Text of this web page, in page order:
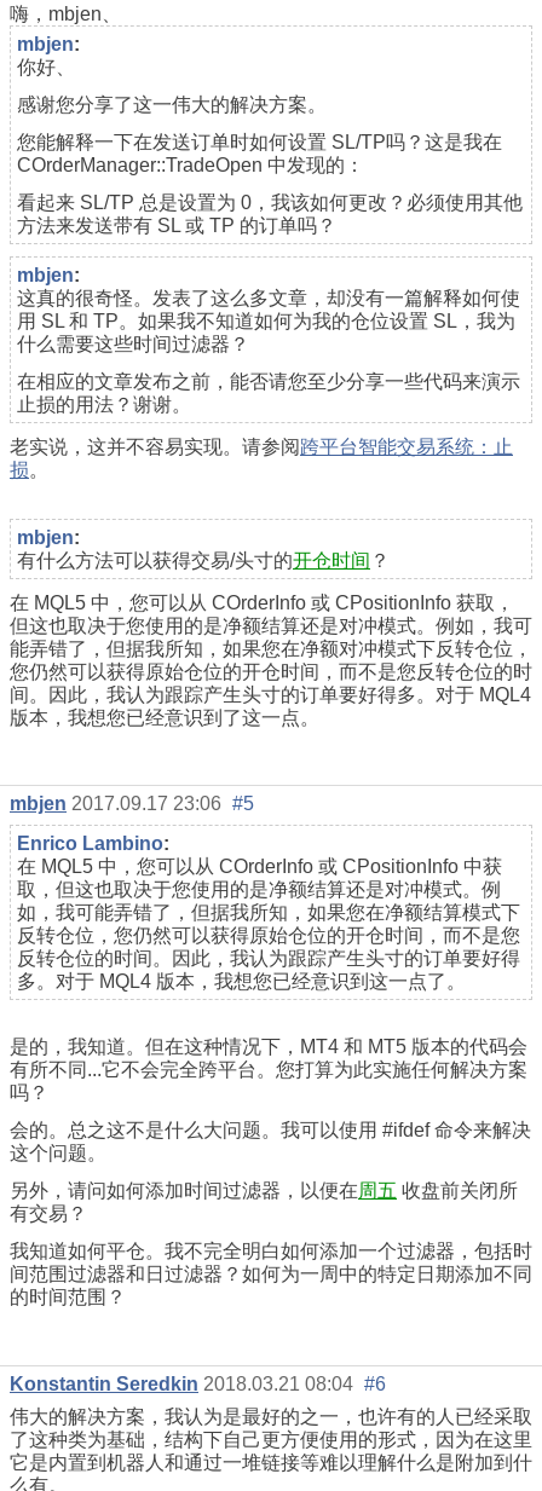
嗨，mbjen、
mbjen:
你好、
感谢您分享了这一伟大的解决方案。
您能解释一下在发送订单时如何设置 SL/TP吗？这是我在
COrderManager::TradeOpen 中发现的：
看起来 SL/TP 总是设置为 0，我该如何更改？必须使用其他
方法来发送带有 SL 或 TP 的订单吗？
mbjen:
这真的很奇怪。发表了这么多文章，却没有一篇解释如何使
用 SL 和 TP。如果我不知道如何为我的仓位设置 SL，我为
什么需要这些时间过滤器？
在相应的文章发布之前，能否请您至少分享一些代码来演示
止损的用法？谢谢。
老实说，这并不容易实现。请参阅跨平台智能交易系统：止
损。
mbjen:
有什么方法可以获得交易/头寸的开仓时间 ？
在 MQL5 中，您可以从 COrderInfo 或 CPositionInfo 获取，
但这也取决于您使用的是净额结算还是对冲模式。例如，我可
能弄错了，但据我所知，如果您在净额对冲模式下反转仓位，
您仍然可以获得原始仓位的开仓时间，而不是您反转仓位的时
间。因此，我认为跟踪产生头寸的订单要好得多。对于 MQL4
版本，我想您已经意识到了这一点。
mbjen 2017.09.17 23:06 #5
Enrico Lambino:
在 MQL5 中，您可以从 COrderInfo 或 CPositionInfo 中获
取，但这也取决于您使用的是净额结算还是对冲模式。例
如，我可能弄错了，但据我所知，如果您在净额结算模式下
反转仓位，您仍然可以获得原始仓位的开仓时间，而不是您
反转仓位的时间。因此，我认为跟踪产生头寸的订单要好得
多。对于 MQL4 版本，我想您已经意识到这一点了。
是的，我知道。但在这种情况下，MT4 和 MT5 版本的代码会
有所不同...它不会完全跨平台。您打算为此实施任何解决方案
吗？
会的。总之这不是什么大问题。我可以使用 #ifdef 命令来解决
这个问题。
另外，请问如何添加时间过滤器，以便在周五 收盘前关闭所
有交易？
我知道如何平仓。我不完全明白如何添加一个过滤器，包括时
间范围过滤器和日过滤器？如何为一周中的特定日期添加不同
的时间范围？
Konstantin Seredkin 2018.03.21 08:04 #6
伟大的解决方案，我认为是最好的之一，也许有的人已经采取
了这种类为基础，结构下自己更方便使用的形式，因为在这里
它是内置到机器人和通过一堆链接等难以理解什么是附加到什
么有。